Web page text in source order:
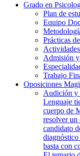
Grado en
Plan de
Equipo
Prácticas
Admisión
Trabajo
Oposiciones
Audición y
Lenguaje
cuerpo de
resolver un
candidato
basta con